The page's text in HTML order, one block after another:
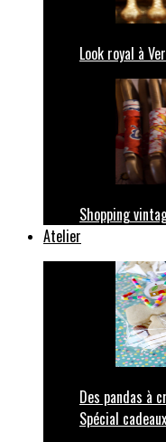
Look royal à
Shopping
Atelier
Des pandas à
Spécial